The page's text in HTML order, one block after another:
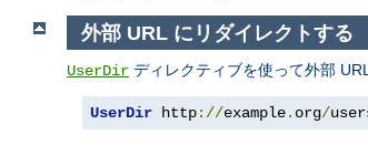
外部 URL にリダイレクトする
UserDir ディレクティブを使って外部
UserDir http://example. org/